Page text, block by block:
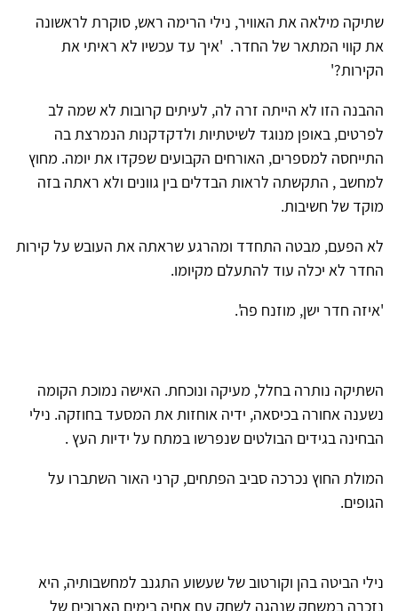
שתיקה מילאה את האוויר, נילי הרימה ראש, סוקרת לראשונה
את קווי המתאר של החדר. 'איך עד עכשיו לא ראיתי את
הקירות?'
ההבנה הזו לא הייתה זרה לה, לעיתים קרובות לא שמה לב
לפרטים, באופן מנוגד לשיטתיות ולדקדקנות הנמרצת בה
התייחסה למספרים, האורחים הקבועים שפקדו את יומה. מחוץ
למחשב , התקשתה לראות הבדלים בין גוונים ולא ראתה בזה
מוקד של חשיבות.
לא הפעם, מבטה התחדד ומהרגע שראתה את העובש על קירות
החדר לא יכלה עוד להתעלם מקיומו.
'איזה חדר ישן, מוזנח פה'.
השתיקה נותרה בחלל, מעיקה ונוכחת. האישה נמוכת הקומה
נשענה אחורה בכיסאה, ידיה אוחזות את המסעד בחוזקה. נילי
הבחינה בגידים הבולטים שנפרשו במתח על ידיות העץ .
המולת החוץ נכרכה סביב הפתחים, קרני האור השתברו על
הגופים.
נילי הביטה בהן וקורטוב של שעשוע התגנב למחשבותיה, היא
נזכרה במשחק שנהגה לשחק עם אחיה בימים הארוכים של